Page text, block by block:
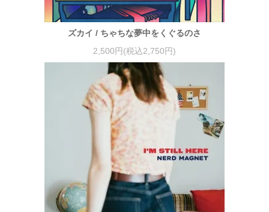
ズカイ / ちゃちな夢中をくぐるのさ
2,500円(税込2,750円)